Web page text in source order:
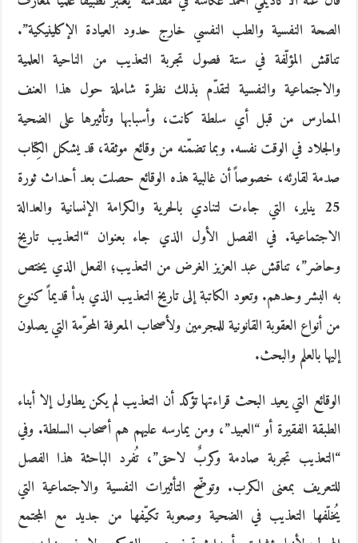
الصحة النفسية والطب النفسي خارج حدود العيادة الإكلينيكية”.
تناقش المؤلّفة في ستة فصول تجربة التعذيب من الناحية العلمية
والاجتماعية والنفسية لتقدّم بذلك نظرة شاملة حول هذا العنف
الممارس من قبل أي سلطة كانت، وأسبابها وتأثيرها على الضحية
والجلاد في الوقت نفسه. وبما تضمّنه من وقائع موثقة، قد يشكل الكِتاب
صدمة لقارئه، خصوصاً أن غالبية هذه الوقائع حصلت بعد أحداث ثورة
25 يناير، التي جاءت لتنادي بالحرية والكرامة الإنسانية والعدالة
الاجتماعية. في الفصل الأول الذي جاء بعنوان “التعذيب تاريخ
وحاضر”، تناقش عبد العزيز الغرض من التعذيب؛ الفعل الذي يختص
به البشر وحدهم. وتعود الكاتبة إلى تاريخ التعذيب الذي بدأ قديماً كنوع
من أنواع العقوبة القانونية للمجرمين ولأصحاب المعرفة المحرّمة التي يصلون
إليها بالعلم والبحث.
الوقائع التي يعيد البحث قراءتها تؤكد أن التعذيب لم يكن يطاول إلا أبناء
الطبقة الفقيرة أو “العبيد”، ومن يمارسه عليهم هم أصحاب السلطة. وفي
“التعذيب تجربة صادمة وكربٌ لاحق”، تُفرد الباحثة هذا الفصل
للتعريف بمعنى الكرب. وتوضّح التأثيرات النفسية والاجتماعية التي
يُخلّفها التعذيب في الضحية وصعوبة تكيّفها من جديد مع المجتمع